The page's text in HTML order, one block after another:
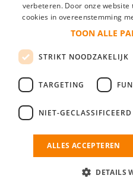
*
login gegevens onthouden
login
Bedrijf aanmelden
nieuwe collega/werknemer zo
verbeteren. Door onze
cookies in overeenstemming
TOON ALLE
STRIKT NOODZAKELIJK
TARGETING
NIET-GECLASSIFICEERD
ALLES ACCEPTEREN
DETAILS